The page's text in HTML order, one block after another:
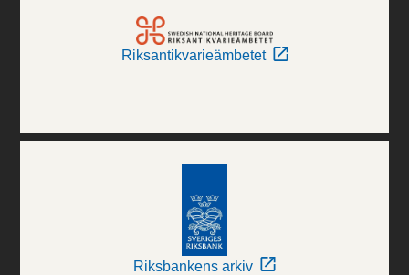
Riksantikvarieämbetet
Riksbankens arkiv